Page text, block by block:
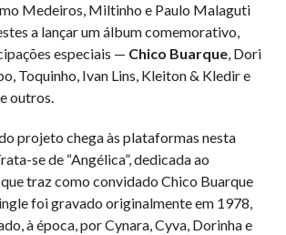
Medeiros, Miltinho e Paulo Malaguti
a lançar um álbum comemorativo,
especiais — Chico Buarque, Dori
Toquinho, Ivan Lins, Kleiton & Kledir e
outros.
projeto chega às plataformas nesta
se de “Angélica”, dedicada ao
traz como convidado Chico Buarque
foi gravado originalmente em 1978,
à época, por Cynara, Cyva, Dorinha e